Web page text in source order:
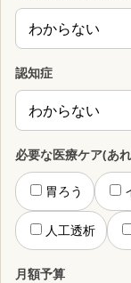
認知症
必要な医療ケア(あ
胃ろう
人工透析
月額予算